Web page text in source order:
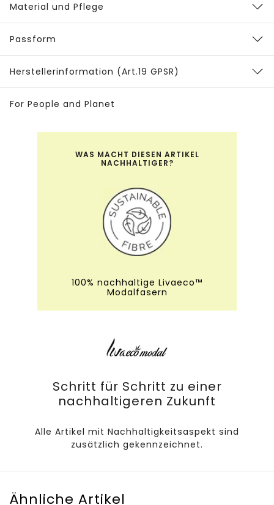
Material und Pflege
Passform
Herstellerinformation (Art.19 GPSR)
For People and Planet
WAS MACHT DIESEN ARTIKEL
NACHHALTIGER?
100% nachhaltige Livaeco™
Modalfasern
Schritt für Schritt zu einer
nachhaltigeren Zukunft
Alle Artikel mit Nachhaltigkeitsaspekt sind
zusätzlich gekennzeichnet.
Ähnliche Artikel